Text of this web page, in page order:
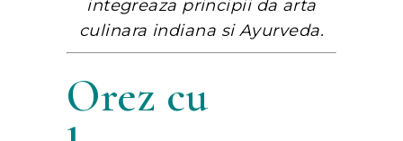
integreaza principii da arta
culinara indiana si Ayurveda.
Orez cu